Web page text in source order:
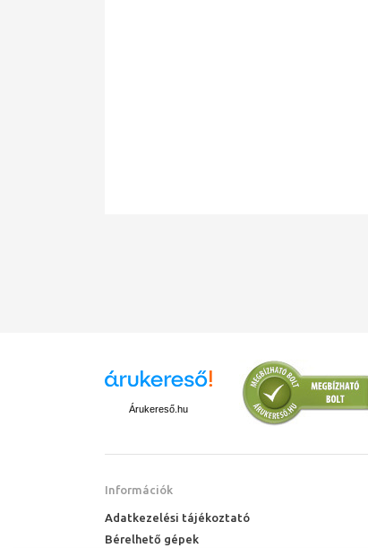
Árukereső.hu
Információk
Adatkezelési tájékoztató
Bérelhető gépek